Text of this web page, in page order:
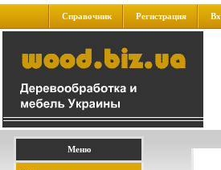
Справочник Регистрация
Меню